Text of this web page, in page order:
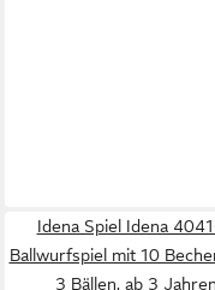
Idena Spiel Idena
Ballwurfspiel mit 10
3 Bällen, ab 3 Jahren